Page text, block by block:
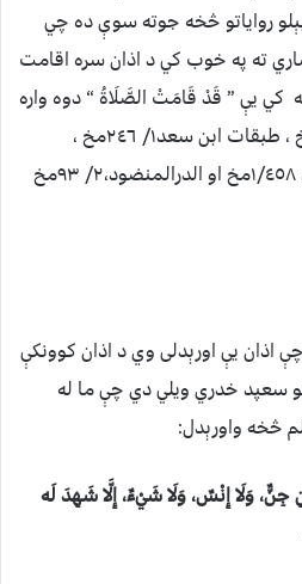
بېلو رواياتو څخه جوته سوې ده چي
ته په خوب كي د اذان سره اقامت
يې ” قَدْ قَامَتْ الصَّلَاةُ “ دوه واره
ويلى وو. ( ابن هشام ٢/١٤٠مخ ، طبقات ابن سعد١/ ٢٤٦مخ ،
ترمذي١/ ٢٦مخ، درس ترمذي، ١/٤٥٨مخ او الدرالمنضود،٢/ ٩٣مخ
اذان يې اورېدلی وي د اذان کوونکې
سعپد خدري ويلي دي چې ما له
څخه واورېدل:
وَلَا إِنْسٌ، وَلَا شَيْءٌ، إِلَّا شَهِدَ لَه